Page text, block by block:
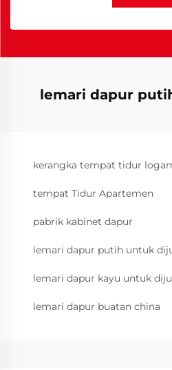
lemari dapur
kerangka tempat tidur
tempat Tidur Apartemen
pabrik kabinet dapur
lemari dapur putih untuk
lemari dapur kayu untuk
lemari dapur buatan china